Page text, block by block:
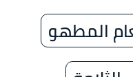
المطهو